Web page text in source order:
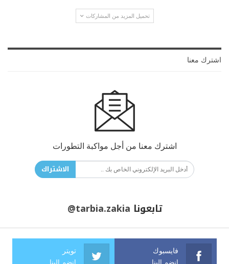
تحميل المزيد من المشاركات
اشترك معنا
اشترك معنا من أجل مواكبة التطورات
الاشتراك
تابعونا @tarbia.zakia
فايسبوك
انضم الينا
تويتر
انضم الينا